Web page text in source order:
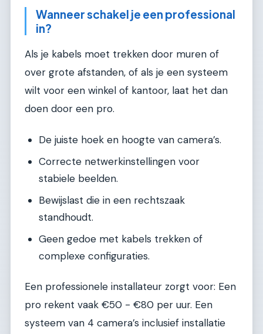
Wanneer schakel je een professional
in?
Als je kabels moet trekken door muren of
over grote afstanden, of als je een systeem
wilt voor een winkel of kantoor, laat het dan
doen door een pro.
De juiste hoek en hoogte van camera’s.
Correcte netwerkinstellingen voor
stabiele beelden.
Bewijslast die in een rechtszaak
standhoudt.
Geen gedoe met kabels trekken of
complexe configuraties.
Een professionele installateur zorgt voor: Een
pro rekent vaak €50 - €80 per uur. Een
systeem van 4 camera’s inclusief installatie